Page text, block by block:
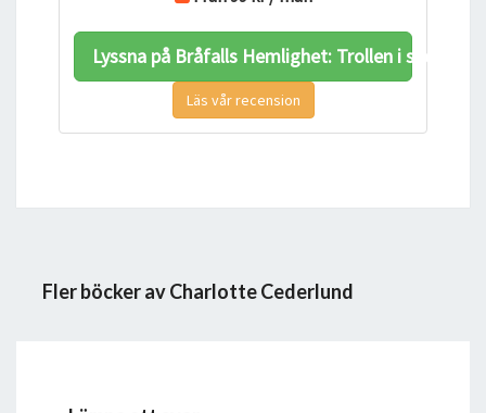
Lyssna på Bråfalls Hemlighet: Trollen i skogen
Läs vår recension
Fler böcker av Charlotte Cederlund